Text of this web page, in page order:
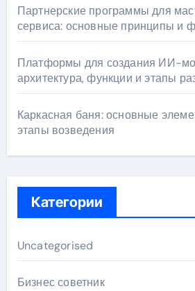
Партнерские программы для
сервиса: основные принципы и
Платформы для создания ИИ-
архитектура, функции и этапы
Каркасная баня: основные
этапы возведения
Категории
Uncategorised
Бизнес советник